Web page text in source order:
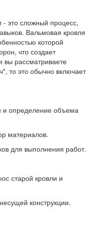
это сложный процесс,
Вальмовая кровля
которой
что создает
рассматриваете
то это обычно включает
и определение объема
материалов.
для выполнения работ.
старой кровли и
конструкции.